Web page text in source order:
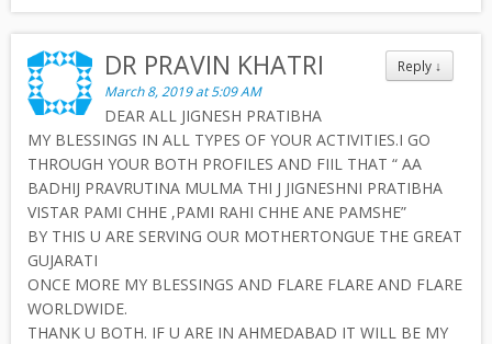
Reply ↓
DR PRAVIN KHATRI
March 8, 2019 at 5:09 AM
DEAR ALL JIGNESH PRATIBHA
MY BLESSINGS IN ALL TYPES OF YOUR ACTIVITIES.I GO
THROUGH YOUR BOTH PROFILES AND FIIL THAT “ AA
BADHIJ PRAVRUTINA MULMA THI J JIGNESHNI PRATIBHA
VISTAR PAMI CHHE ,PAMI RAHI CHHE ANE PAMSHE”
BY THIS U ARE SERVING OUR MOTHERTONGUE THE GREAT
GUJARATI
ONCE MORE MY BLESSINGS AND FLARE FLARE AND FLARE
WORLDWIDE.
THANK U BOTH. IF U ARE IN AHMEDABAD IT WILL BE MY